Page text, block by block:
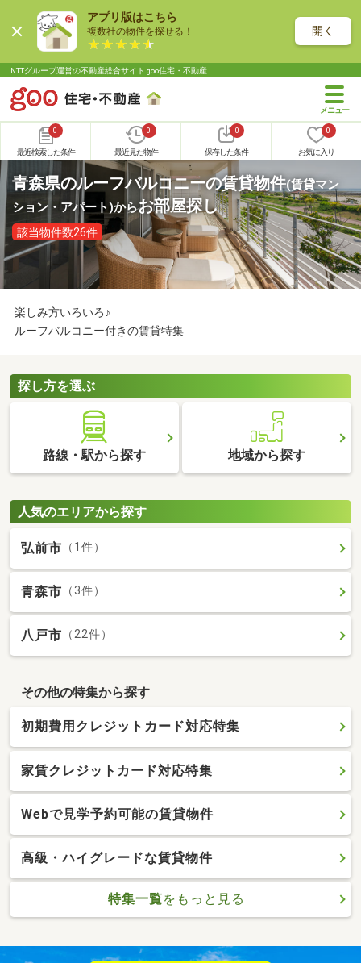
アプリ版はこちら
複数社の物件を探せる！ 開く
NTTグループ運営の不動産総合サイト goo住宅・不動産
0
最近検索した条件
0
最近見た物件
0
保存した条件
0
お気に入り
青森県のルーフバルコニーの賃貸物件(賃貸マン
ション・アパート)からお部屋探し
該当物件数26件
楽しみ方いろいろ♪
ルーフバルコニー付きの賃貸特集
探し方を選ぶ
路線・駅から探す 地域から探す
人気のエリアから探す
弘前市 （1件）
青森市 （3件）
八戸市 （22件）
その他の特集から探す
初期費用クレジットカード対応特集
家賃クレジットカード対応特集
Webで見学予約可能の賃貸物件
高級・ハイグレードな賃貸物件
特集一覧をもっと見る